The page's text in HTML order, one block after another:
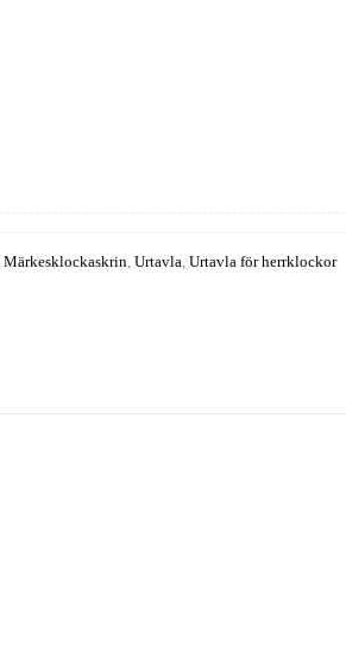
Märkesklockaskrin Urtavla Urtavla för herrklockor